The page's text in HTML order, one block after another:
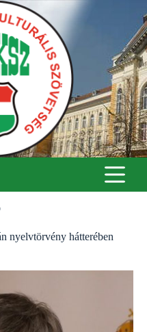
nyelvtörvény hátterében